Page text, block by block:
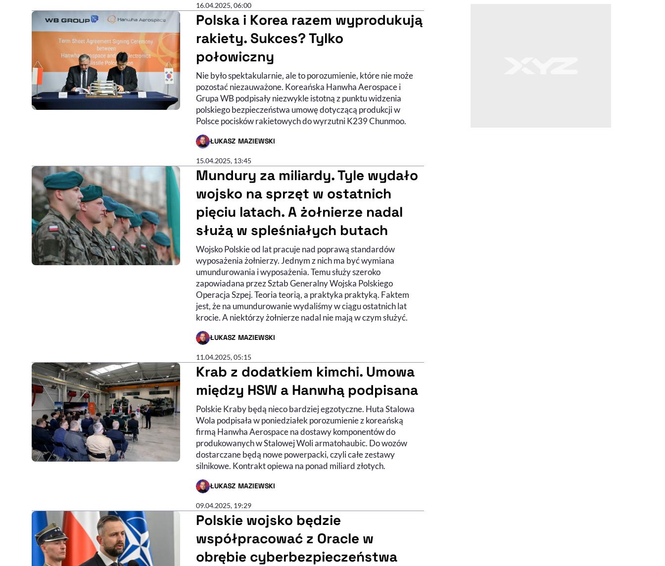
16.04.2025, 06:00
Polska i Korea razem wyprodukują
rakiety. Sukces? Tylko
połowiczny
Nie było spektakularnie, ale to porozumienie, które nie może
pozostać niezauważone. Koreańska Hanwha Aerospace i
Grupa WB podpisały niezwykle istotną z punktu widzenia
polskiego bezpieczeństwa umowę dotyczącą produkcji w
Polsce pocisków rakietowych do wyrzutni K239 Chunmoo.
ŁUKASZ MAZIEWSKI
- AUTOR ARTYKUŁU - PROFIL
15.04.2025, 13:45
Mundury za miliardy. Tyle wydało
wojsko na sprzęt w ostatnich
pięciu latach. A żołnierze nadal
służą w spleśniałych butach
Wojsko Polskie od lat pracuje nad poprawą standardów
wyposażenia żołnierzy. Jednym z nich ma być wymiana
umundurowania i wyposażenia. Temu służy szeroko
zapowiadana przez Sztab Generalny Wojska Polskiego
Operacja Szpej. Teoria teorią, a praktyka praktyką. Faktem
jest, że na umundurowanie wydaliśmy w ciągu ostatnich lat
krocie. A niektórzy żołnierze nadal nie mają w czym służyć.
ŁUKASZ MAZIEWSKI
- AUTOR ARTYKUŁU - PROFIL
11.04.2025, 05:15
Krab z dodatkiem kimchi. Umowa
między HSW a Hanwhą podpisana
Polskie Kraby będą nieco bardziej egzotyczne. Huta Stalowa
Wola podpisała w poniedziałek porozumienie z koreańską
firmą Hanwha Aerospace na dostawy komponentów do
produkowanych w Stalowej Woli armatohaubic. Do wozów
dostarczane będą nowe powerpacki, czyli całe zestawy
silnikowe. Kontrakt opiewa na ponad miliard złotych.
ŁUKASZ MAZIEWSKI
- AUTOR ARTYKUŁU - PROFIL
09.04.2025, 19:29
Polskie wojsko będzie
współpracować z Oracle w
obrębie cyberbezpieczeństwa